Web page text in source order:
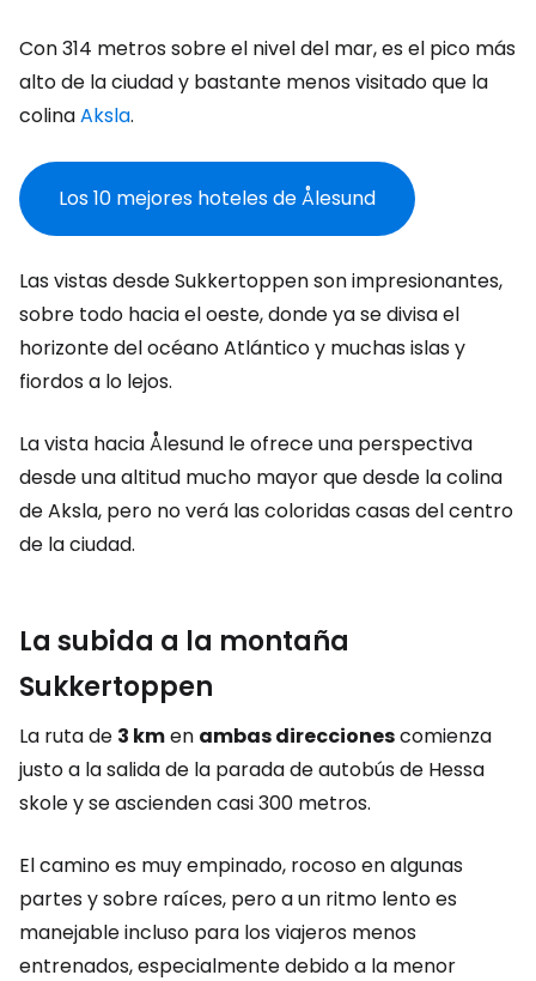
Con 314 metros sobre el nivel del mar, es el pico más
alto de la ciudad y bastante menos visitado que la
colinaAksla.
Los 10 mejores hoteles de Ålesund
Las vistas desde Sukkertoppen son impresionantes,
sobre todo hacia el oeste, donde ya se divisa el
horizonte del océano Atlántico y muchas islas y
fiordos a lo lejos.
La vista hacia Ålesund le ofrece una perspectiva
desde una altitud mucho mayor que desde la colina
de Aksla, pero no verá las coloridas casas del centro
de la ciudad.
La subida a la montaña
Sukkertoppen
La ruta de 3 kmen ambas direccionescomienza
justo a la salida de la parada de autobús de Hessa
skole y se ascienden casi 300 metros.
El camino es muy empinado, rocoso en algunas
partes y sobre raíces, pero a un ritmo lento es
manejable incluso para los viajeros menos
entrenados, especialmente debido a la menor